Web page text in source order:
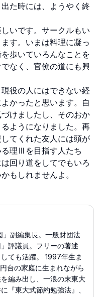
た時には、ようやく終
いです。サークルもい
す。いまは料理に凝っ
歩いていろんなことを
なく、官僚の道にも興
役の人にはできない経
かったと思います。自
けましたし、そのおか
ようになりました。再
てくれた友人には頭が
る理Ⅲを目指す人たち
回り道をしてでもいろ
もしれませんよ。
」副編集長。一般財団法
評議員。フリーの著述
ても活躍。 1997年生ま
台の家庭に生まれながら
編み出し、一浪の末東大
『東大式節約勉強法』、